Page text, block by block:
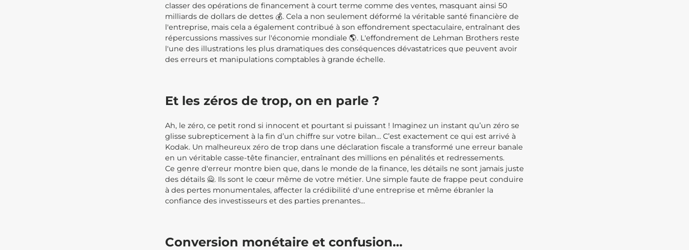
classer des opérations de financement à court terme comme des ventes, masquant ainsi 50
milliards de dollars de dettes 💰. Cela a non seulement déformé la véritable santé financière de
l'entreprise, mais cela a également contribué à son effondrement spectaculaire, entraînant des
répercussions massives sur l'économie mondiale 🌎. L'effondrement de Lehman Brothers reste
l'une des illustrations les plus dramatiques des conséquences dévastatrices que peuvent avoir
des erreurs et manipulations comptables à grande échelle.
Et les zéros de trop, on en parle ?
Ah, le zéro, ce petit rond si innocent et pourtant si puissant ! Imaginez un instant qu’un zéro se
glisse subrepticement à la fin d’un chiffre sur votre bilan… C’est exactement ce qui est arrivé à
Kodak. Un malheureux zéro de trop dans une déclaration fiscale a transformé une erreur banale
en un véritable casse-tête financier, entraînant des millions en pénalités et redressements.
Ce genre d'erreur montre bien que, dans le monde de la finance, les détails ne sont jamais juste
des détails 🙅. Ils sont le cœur même de votre métier. Une simple faute de frappe peut conduire
à des pertes monumentales, affecter la crédibilité d'une entreprise et même ébranler la
confiance des investisseurs et des parties prenantes...
Conversion monétaire et confusion…